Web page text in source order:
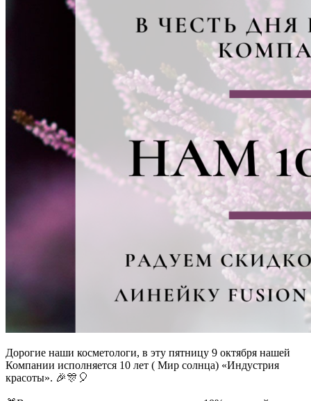
Дорогие наши косметологи, в эту пятницу 9 октября нашей
Компании исполняется 10 лет ( Мир солнца) «Индустрия
красоты». 🎉🎊🎈